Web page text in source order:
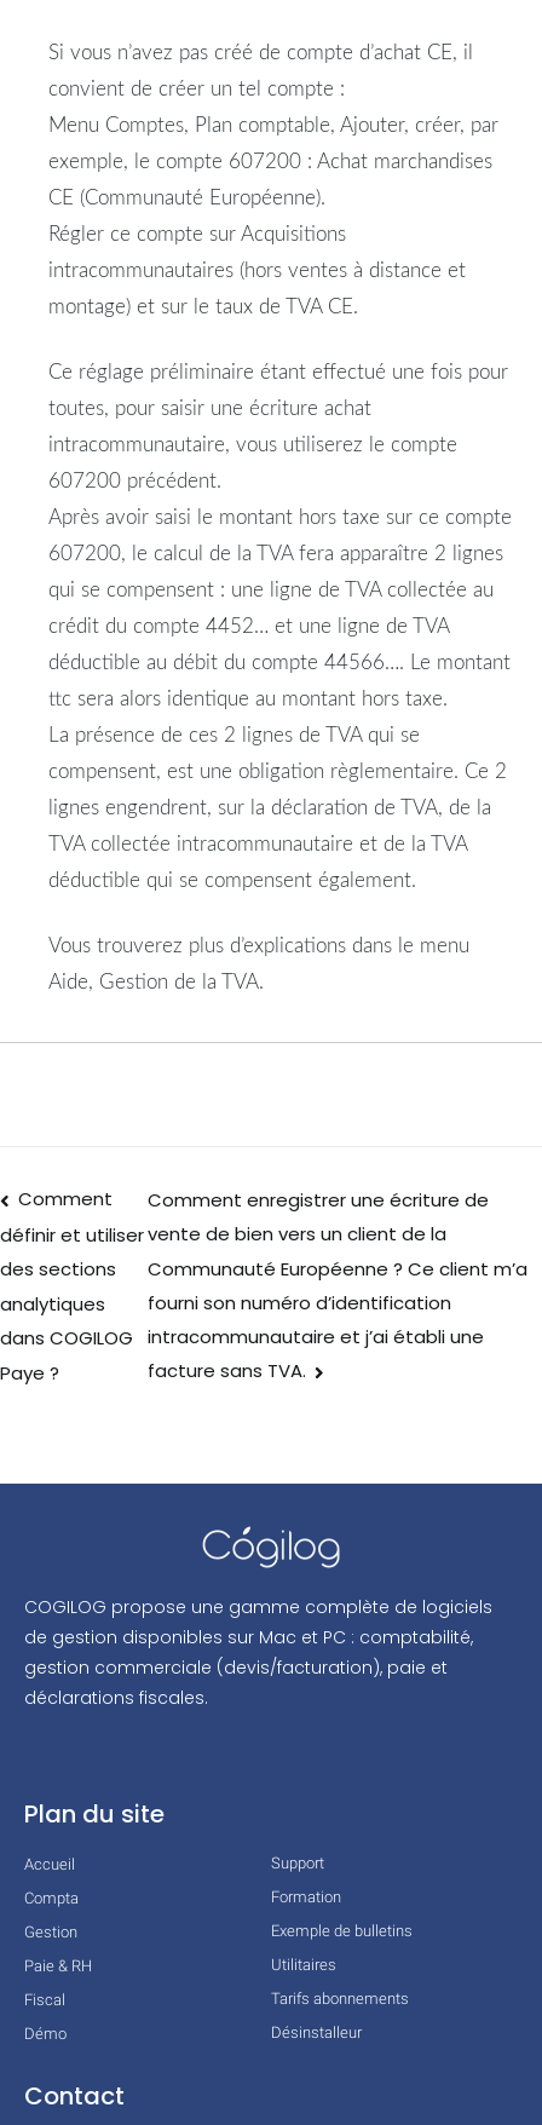
Si vous n’avez pas créé de compte d’achat CE, il
convient de créer un tel compte :
Menu Comptes, Plan comptable, Ajouter, créer, par
exemple, le compte 607200 : Achat marchandises
CE (Communauté Européenne).
Régler ce compte sur Acquisitions
intracommunautaires (hors ventes à distance et
montage) et sur le taux de TVA CE.
Ce réglage préliminaire étant effectué une fois pour
toutes, pour saisir une écriture achat
intracommunautaire, vous utiliserez le compte
607200 précédent.
Après avoir saisi le montant hors taxe sur ce compte
607200, le calcul de la TVA fera apparaître 2 lignes
qui se compensent : une ligne de TVA collectée au
crédit du compte 4452… et une ligne de TVA
déductible au débit du compte 44566…. Le montant
ttc sera alors identique au montant hors taxe.
La présence de ces 2 lignes de TVA qui se
compensent, est une obligation règlementaire. Ce 2
lignes engendrent, sur la déclaration de TVA, de la
TVA collectée intracommunautaire et de la TVA
déductible qui se compensent également.
Vous trouverez plus d’explications dans le menu
Aide, Gestion de la TVA.
Comment
définir et utiliser
des sections
analytiques
dans COGILOG
Paye ?
Comment enregistrer une écriture de
vente de bien vers un client de la
Communauté Européenne ? Ce client m’a
fourni son numéro d’identification
intracommunautaire et j’ai établi une
facture sans TVA.
COGILOG propose une gamme complète de logiciels
de gestion disponibles sur Mac et PC : comptabilité,
gestion commerciale (devis/facturation), paie et
déclarations fiscales.
Plan du site
Accueil
Compta
Gestion
Paie & RH
Fiscal
Démo
Support
Formation
Exemple de bulletins
Utilitaires
Tarifs abonnements
Désinstalleur
Contact